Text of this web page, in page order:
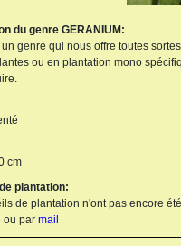
du genre GERANIUM:
genre qui nous offre toutes
ou en plantation mono
cm
plantation:
de plantation n'ont pas encore
ou par mail